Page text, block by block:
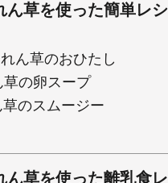
ん草を使った簡単レ
ん草のおひたし
草の卵スープ
のスムージー
ん草を使った離乳食